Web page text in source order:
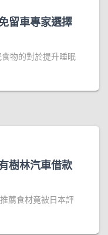
留車專家選擇
物的對於提升睡眠
樹林汽車借款
薦食材竟被日本評